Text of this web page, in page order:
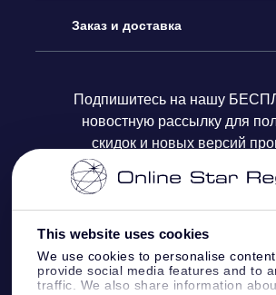
This website uses cookies
We use cookies to personalise
provide social media features and to
traffic. We also share information
Блог
Отзывы
Подарочный набор OSR
Подарочная карта OSR
Корпоративные подарки
Звездный реестр
Персонализированная страница
One Million Stars
OSR Starsaver
VR-приложение Fly me to the stars
Заказ и доставка
Платежная информация
Информация по доставке
Политика возврата
Созвездиях
Подпишитесь на нашу
новостную рассылку для
скидок и новых версий